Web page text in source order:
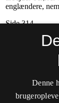
Denne